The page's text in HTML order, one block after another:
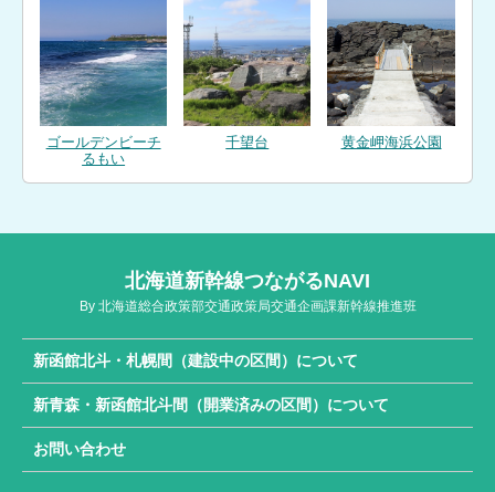
ゴールデンビーチ
るもい
千望台 黄金岬海浜公園
北海道新幹線つながるNAVI
By 北海道総合政策部交通政策局交通企画課新幹線推進班
新函館北斗・札幌間（建設中の区間）について
新青森・新函館北斗間（開業済みの区間）について
お問い合わせ